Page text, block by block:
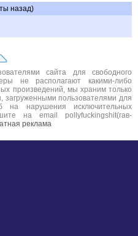
назад)
сайта для свободного
не располагают какими-либо
произведений, мы храним только
пользователями для
на нарушения исключительных
на email pollyfuckingshit(гав-
реклама